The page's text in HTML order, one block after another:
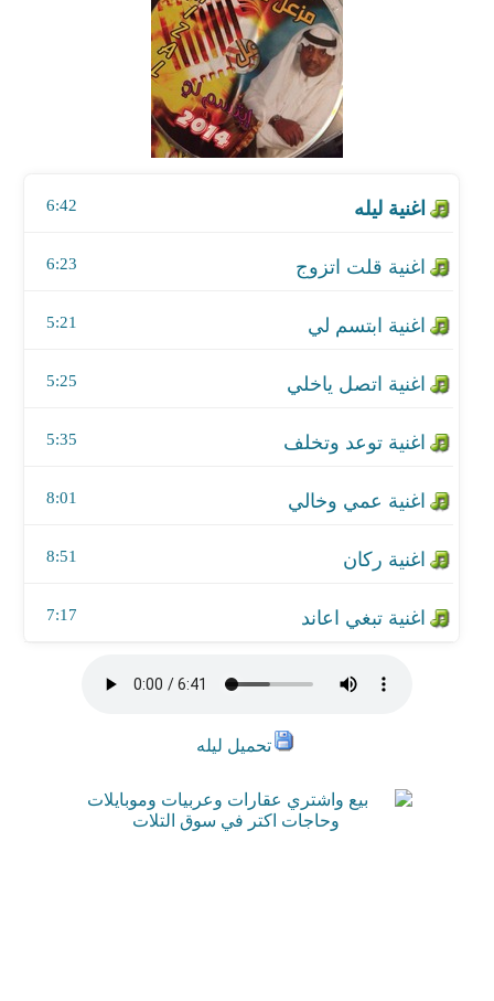
اغنية ليله
6:42
اغنية قلت اتزوج
6:23
اغنية ابتسم لي
5:21
اغنية اتصل ياخلي
5:25
5:35
اغنية عمي وخالي
8:01
8:51
7:17
تحميل ليله